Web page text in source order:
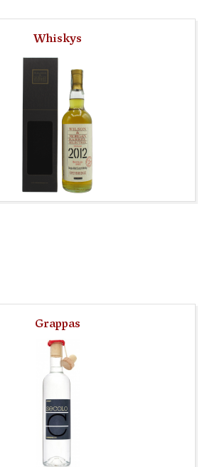
Whiskys
Grappas